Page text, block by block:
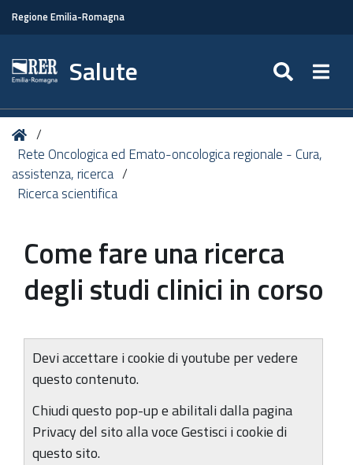
Regione Emilia-Romagna
Salute
Tu
sei
qui:
Home
Rete Oncologica ed Emato-oncologica regionale - Cura,
assistenza, ricerca
Ricerca scientifica
Come fare una ricerca
degli studi clinici in corso
Devi accettare i cookie di youtube per vedere
questo contenuto.
Chiudi questo pop-up e abilitali dalla pagina
Privacy del sito alla voce Gestisci i cookie di
questo sito.